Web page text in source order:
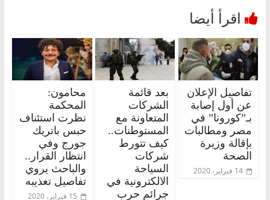
تفاصيل الإعلان
عن أول إصابة
بـ”كورونا” في
مصر ومطالبات
بإقالة وزيرة
الصحة
14 فبراير، 2020
بعد قائمة
الشركات
المتعاونة مع
المستوطنات..
كيف تتورط
شركات
السياحة
الالكترونية في
جرائم حرب
محامون:
المحكمة
نظرت استئناف
حبس باتريك
جورج وفي
انتظار القرار..
والباحث يروي
تفاصيل تعذيبه
15 فبراير، 2020